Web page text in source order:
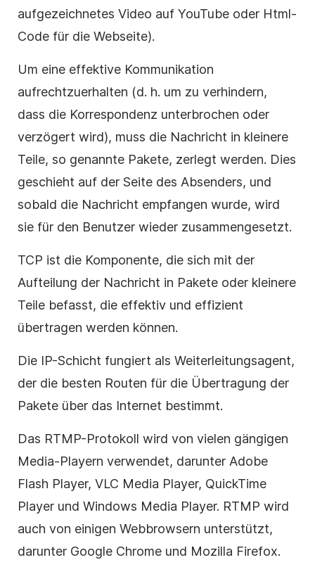
aufgezeichnetes Video auf YouTube oder Html-
Code für die Webseite).
Um eine effektive Kommunikation
aufrechtzuerhalten (d. h. um zu verhindern,
dass die Korrespondenz unterbrochen oder
verzögert wird), muss die Nachricht in kleinere
Teile, so genannte Pakete, zerlegt werden. Dies
geschieht auf der Seite des Absenders, und
sobald die Nachricht empfangen wurde, wird
sie für den Benutzer wieder zusammengesetzt.
TCP ist die Komponente, die sich mit der
Aufteilung der Nachricht in Pakete oder kleinere
Teile befasst, die effektiv und effizient
übertragen werden können.
Die IP-Schicht fungiert als Weiterleitungsagent,
der die besten Routen für die Übertragung der
Pakete über das Internet bestimmt.
Das RTMP-Protokoll wird von vielen gängigen
Media-Playern verwendet, darunter Adobe
Flash Player, VLC Media Player, QuickTime
Player und Windows Media Player. RTMP wird
auch von einigen Webbrowsern unterstützt,
darunter Google Chrome und Mozilla Firefox.